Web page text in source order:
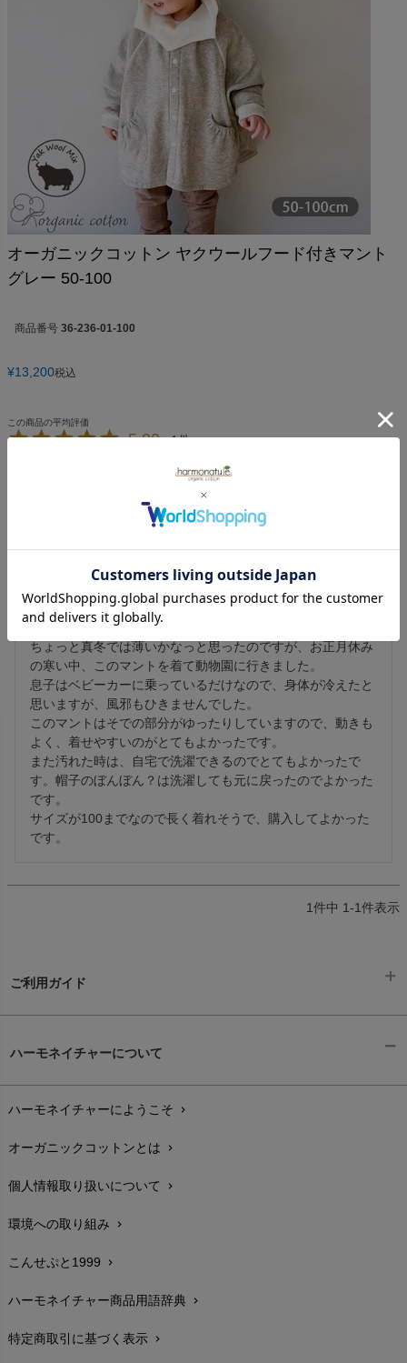
オーガニックコットン ヤクウールフード付きマント
グレー 50-100
商品番号 36-236-01-100
¥13,200税込
5.00 1
非公開
2013/04/30
1歳の息子に購入しました。
ちょっと真冬では薄いかなっと思ったのですが、お正月休み
の寒い中、このマントを着て動物園に行きました。
息子はベビーカーに乗っているだけなので、身体が冷えたと
思いますが、風邪もひきませんでした。
このマントはそでの部分がゆったりしていますので、動きも
よく、着せやすいのがとてもよかったです。
また汚れた時は、自宅で洗濯できるのでとてもよかったで
す。帽子のぼんぼん？は洗濯しても元に戻ったのでよかった
です。
サイズが100までなので長く着れそうで、購入してよかった
です。
1件中 1-1件表示
ご利用ガイド
配送と送料chevron_right
在庫状況と発送予定chevron_right
サイズ・寸法chevron_right
生地・素材chevron_right
お手入れについて
レビューを書こうchevron_right
返品交換chevron_right
ハーモネイチャーについて
ハーモネイチャーにようこそ chevron_right
オーガニックコットンとは chevron_right
個人情報取り扱いについて chevron_right
環境への取り組み chevron_right
こんせぷと1999 chevron_right
ハーモネイチャー商品用語辞典 chevron_right
特定商取引に基づく表示 chevron_right